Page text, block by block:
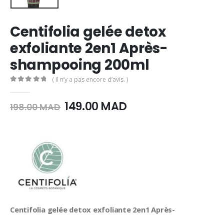
Centifolia gelée detox
exfoliante 2en1 Après-
shampooing 200ml
( Il n’y a pas encore d’avis. )
198.00MAD Le
149.00 MADLe
Centifolia gelée detox exfoliante 2en1 Après-